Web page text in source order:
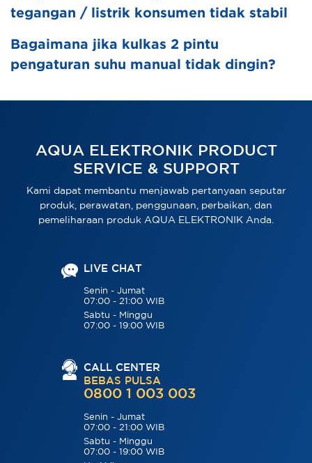
tegangan / listrik konsumen tidak stabil
Bagaimana jika kulkas 2 pintu
pengaturan suhu manual tidak dingin?
AQUA ELEKTRONIK PRODUCT
SERVICE & SUPPORT
Kami dapat membantu menjawab pertanyaan seputar
produk, perawatan, penggunaan, perbaikan, dan
pemeliharaan produk AQUA ELEKTRONIK Anda.
LIVE CHAT
Senin - Jumat
07:00 - 21:00 WIB
Sabtu - Minggu
07:00 - 19:00 WIB
CALL CENTER
BEBAS PULSA
0800 1 003 003
Senin - Jumat
07:00 - 21:00 WIB
Sabtu - Minggu
07:00 - 19:00 WIB